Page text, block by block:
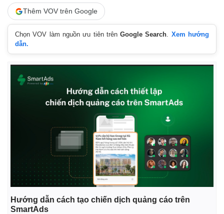
Thêm VOV trên Google
Chọn VOV làm nguồn ưu tiên trênGoogle Search. Xem hướng
dẫn.
Hướng dẫn cách tạo chiến dịch quảng cáo trên
SmartAds